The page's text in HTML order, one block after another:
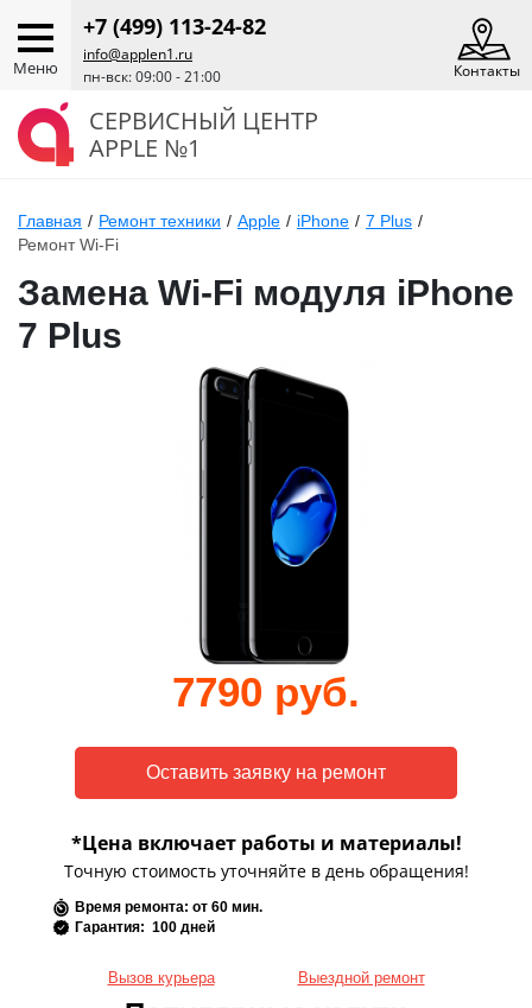
Меню
+7 (499) 113-24-82
info@applen1.ru
пн-вск: 09:00 - 21:00
Контакты
СЕРВИСНЫЙ ЦЕНТР
APPLE №1
Главная / Ремонт техники / Apple / iPhone / 7 Plus /
Ремонт Wi-Fi
Замена Wi-Fi модуля iPhone
7 Plus
7790 руб.
*Цена включает работы и материалы!
Точную стоимость уточняйте в день обращения!
Время ремонта: от 60 мин.
Гарантия: 100 дней
Вызов курьера Выездной ремонт